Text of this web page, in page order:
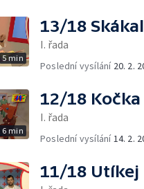
5 min
13/18
I. řada
Poslední vysílání 20. 2.
6 min
12/18
I. řada
Poslední vysílání 14. 2.
11/18 Utíkej